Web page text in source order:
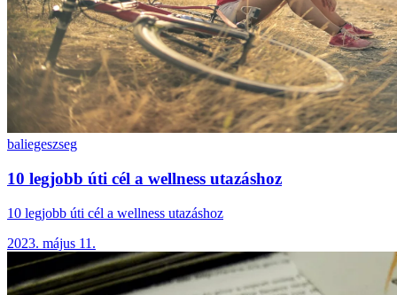
baliegeszseg
10 legjobb úti cél a wellness utazáshoz
10 legjobb úti cél a wellness utazáshoz
2023. május 11.